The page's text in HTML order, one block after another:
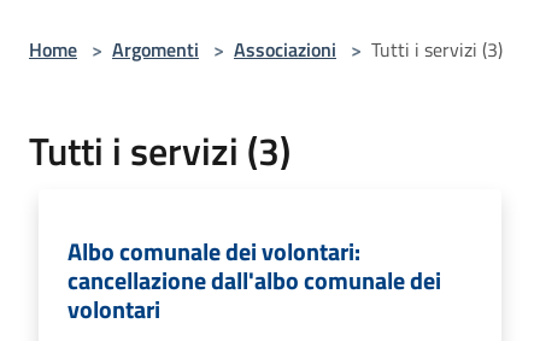
Home > Argomenti > Associazioni > Tutti i servizi (3)
Tutti i servizi (3)
Albo comunale dei volontari:
cancellazione dall'albo comunale dei
volontari